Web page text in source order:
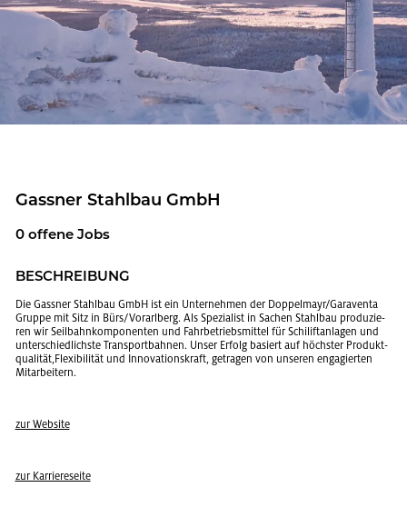
Gas­sner Stahl­bau GmbH
0 of­fe­ne Jobs
BE­SCHREI­BUNG
Die Gas­sner Stahl­bau GmbH ist ein Un­ter­neh­men der Dop­pel­mayr/Ga­ra­ven­ta
Grup­pe mit Sitz in Bürs/Vor­arl­berg. Als Spe­zia­list in Sa­chen Stahl­bau pro­du­zie­
ren wir Seil­bahn­kom­po­nen­ten und Fahr­be­triebs­mit­tel für Schi­lift­an­la­gen und
un­ter­schied­lichs­te Trans­port­bah­nen. Unser Er­folg ba­siert auf höchs­ter Pro­dukt­
qua­li­tät,Fle­xi­bi­li­tät und In­no­va­ti­ons­kraft, ge­tra­gen von un­se­ren en­ga­gier­ten
Mit­ar­bei­tern.
zur Web­site
zur Kar­rie­re­sei­te